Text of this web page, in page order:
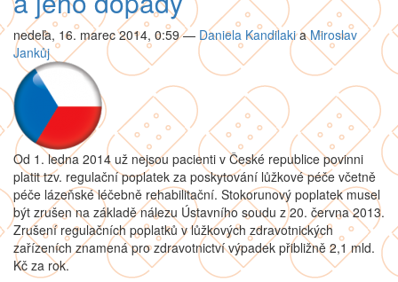
nedeľa, 16. marec 2014, 0:59 — Daniela KandilakiaMiroslav
Jankůj
Od 1. ledna 2014 už nejsou pacienti v České republice povinni
platit tzv. regulační poplatek za poskytování lůžkové péče včetně
péče lázeňské léčebně rehabilitační. Stokorunový poplatek musel
být zrušen na základě nálezu Ústavního soudu z 20. června 2013.
Zrušení regulačních poplatků v lůžkových zdravotnických
zařízeních znamená pro zdravotnictví výpadek přibližně 2,1 mld.
Kč za rok.